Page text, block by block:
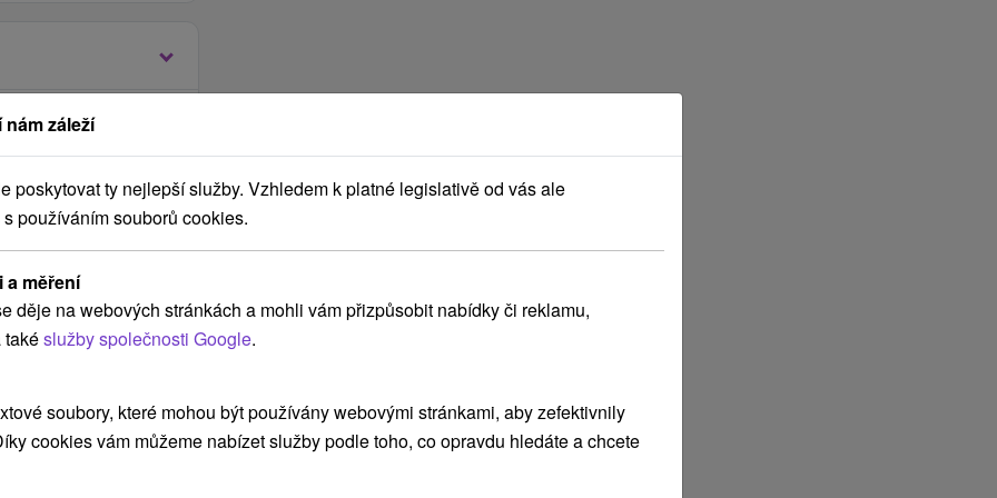
možný na 2, 3 a 4
formou bufetových
dne pobytu
záleží
poskytovat ty nejlepší služby. Vzhledem k platné legislativě od vás ale
používáním souborů cookies.
a měření
děje na webových stránkách a mohli vám přizpůsobit nabídky či reklamu,
takéslužby společnosti Google.
soubory, které mohou být používány webovými stránkami, aby zefektivnily
cookies vám můžeme nabízet služby podle toho, co opravdu hledáte a chcete